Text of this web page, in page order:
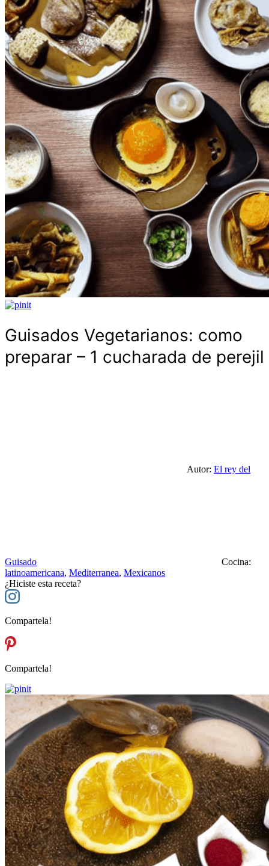
Guisados Vegetarianos: como
preparar – 1 cucharada de perejil
Autor: El rey del
Guisado
Cocina:
latinoamericana, Mediterranea, Mexicanos
¿Hiciste esta receta?
Compartela!
Compartela!